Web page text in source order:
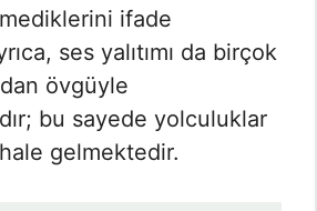
ifade
ses yalıtımı da birçok
övgüyle
bu sayede yolculuklar
gelmektedir.